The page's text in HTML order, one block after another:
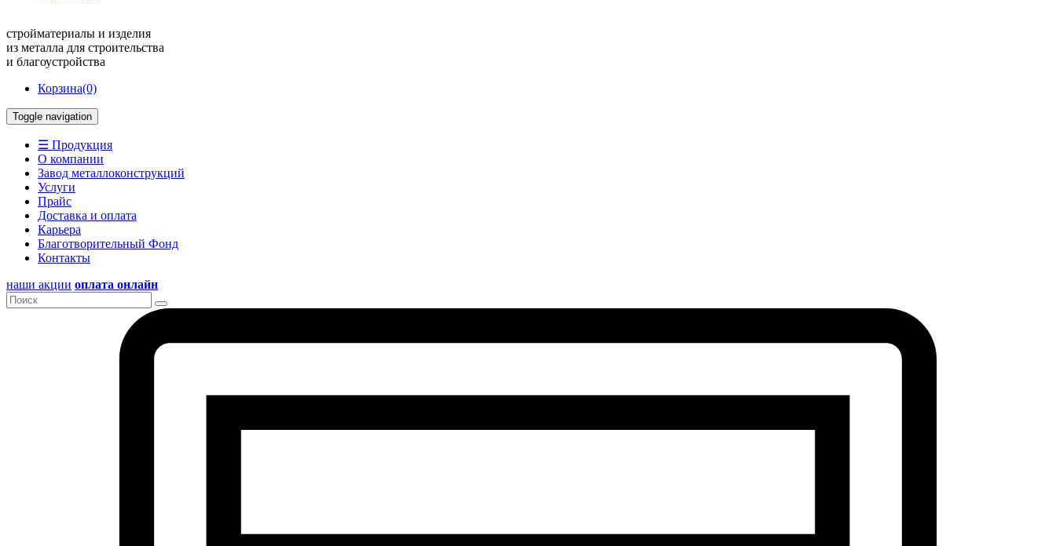
стройматериалы и изделия
из металла для строительства
и благоустройства
Корзина(0)
Toggle navigation
☰ Продукция
О компании
Завод металлоконструкций
Услуги
Прайс
Доставка и оплата
Карьера
Благотворительный Фонд
Контакты
наши акции оплата онлайн